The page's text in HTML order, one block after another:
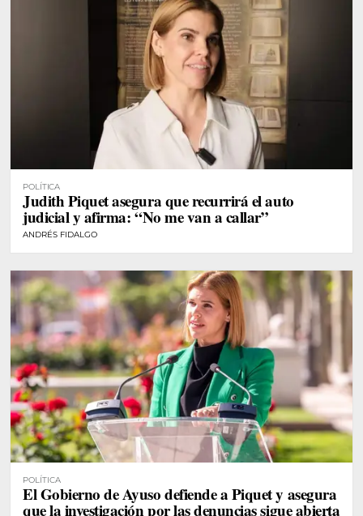
POLÍTICA
Judith Piquet asegura que recurrirá el auto
judicial y afirma: “No me van a callar”
ANDRÉS FIDALGO
POLÍTICA
El Gobierno de Ayuso defiende a Piquet y asegura
que la investigación por las denuncias sigue abierta